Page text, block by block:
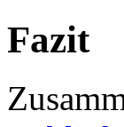
Fazit